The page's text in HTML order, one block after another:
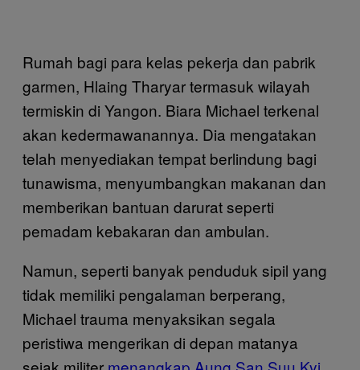
Rumah bagi para kelas pekerja dan pabrik
garmen, Hlaing Tharyar termasuk wilayah
termiskin di Yangon. Biara Michael terkenal
akan kedermawanannya. Dia mengatakan
telah menyediakan tempat berlindung bagi
tunawisma, menyumbangkan makanan dan
memberikan bantuan darurat seperti
pemadam kebakaran dan ambulan.
Namun, seperti banyak penduduk sipil yang
tidak memiliki pengalaman berperang,
Michael trauma menyaksikan segala
peristiwa mengerikan di depan matanya